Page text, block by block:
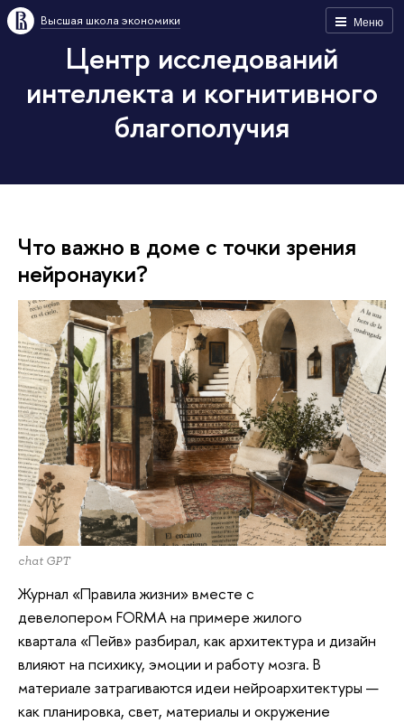
Меню
Высшая школа экономики
Центр исследований
интеллекта и когнитивного
благополучия
Что важно в доме с точки зрения
нейронауки?
chat GPT
Журнал «Правила жизни» вместе с
девелопером FORMA на примере жилого
квартала «Пейв» разбирал, как архитектура и дизайн
влияют на психику, эмоции и работу мозга. В
материале затрагиваются идеи нейроархитектуры —
как планировка, свет, материалы и окружение